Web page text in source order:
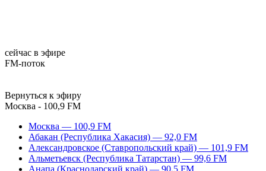
сейчас в эфире
FM-поток
Вернуться к эфиру
Москва - 100,9 FM
Москва — 100,9 FM
Абакан (Республика Хакасия) — 92,0 FM
Александровское (Ставропольский край) — 101,9 FM
Альметьевск (Республика Татарстан) — 99,6 FM
Анапа (Краснодарский край) — 90,5 FM